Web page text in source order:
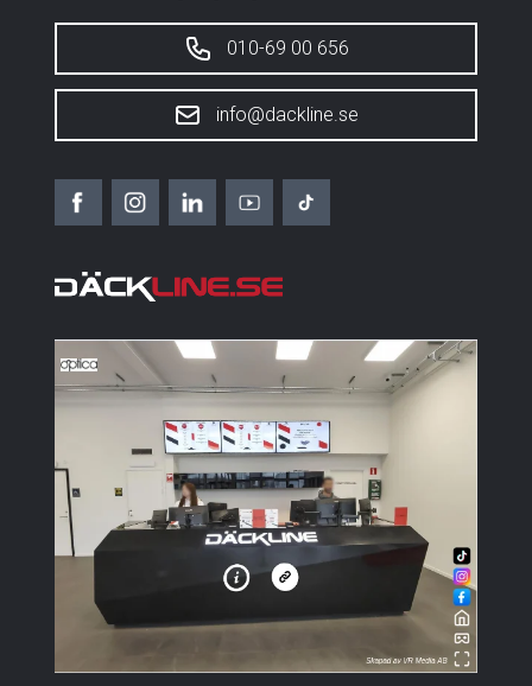
010-69 00 656
info@dackline.se